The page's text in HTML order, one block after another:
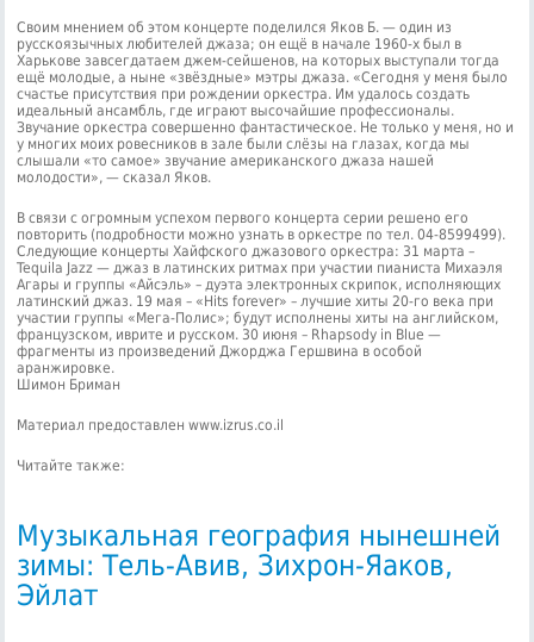
Своим мнением об этом концерте поделился Яков Б. — один из
русскоязычных любителей джаза; он ещё в начале 1960-х был в
Харькове завсегдатаем джем-сейшенов, на которых выступали тогда
ещё молодые, а ныне «звёздные» мэтры джаза. «Сегодня у меня было
счастье присутствия при рождении оркестра. Им удалось создать
идеальный ансамбль, где играют высочайшие профессионалы.
Звучание оркестра совершенно фантастическое. Не только у меня, но и
у многих моих ровесников в зале были слёзы на глазах, когда мы
слышали «то самое» звучание американского джаза нашей
молодости», — сказал Яков.
В связи с огромным успехом первого концерта серии решено его
повторить (подробности можно узнать в оркестре по тел. 04-8599499).
Следующие концерты Хайфского джазового оркестра: 31 марта –
Tequila Jazz — джаз в латинских ритмах при участии пианиста Михаэля
Агары и группы «Айсэль» – дуэта электронных скрипок, исполняющих
латинский джаз. 19 мая – «Hits forever» – лучшие хиты 20-го века при
участии группы «Мега-Полис»; будут исполнены хиты на английском,
французском, иврите и русском. 30 июня – Rhapsody in Blue —
фрагменты из произведений Джорджа Гершвина в особой
аранжировке.
Шимон Бриман
Материал предоставлен www.izrus.co.il
Читайте также:
Музыкальная география нынешней
зимы: Тель-Авив, Зихрон-Яаков,
Эйлат